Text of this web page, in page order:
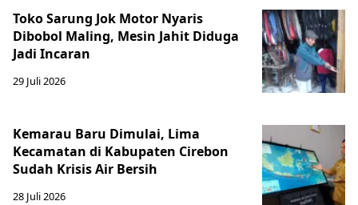
Toko Sarung Jok Motor Nyaris
Dibobol Maling, Mesin Jahit Diduga
Jadi Incaran
29 Juli 2026
Kemarau Baru Dimulai, Lima
Kecamatan di Kabupaten Cirebon
Sudah Krisis Air Bersih
28 Juli 2026